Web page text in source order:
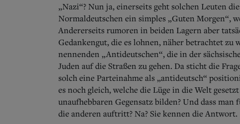
„Nazi“? Nun ja, einerseits geht solchen Leuten
Normaldeutschen ein simples „Guten Morgen“,
Andererseits rumoren in beiden Lagern aber
Gedankengut, die es lohnen, näher betrachtet zu
nennenden „Antideutschen“, die in der
Juden auf die Straßen zu gehen. Da sticht die
solch eine Parteinahme als „antideutsch“
es noch gleich, welche die Lüge in die Welt
unaufhebbaren Gegensatz bilden? Und dass
die anderen auftritt? Na? Sie kennen die Antwort.